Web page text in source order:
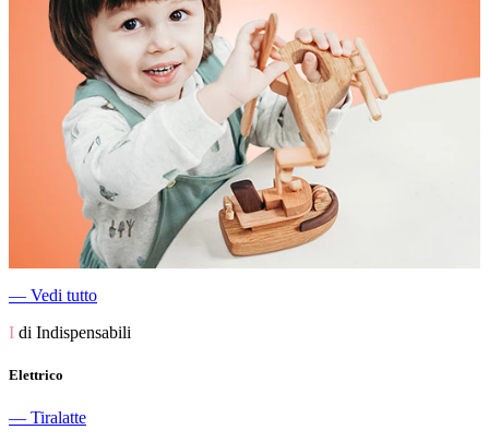
― Vedi tutto
I di Indispensabili
Elettrico
― Tiralatte